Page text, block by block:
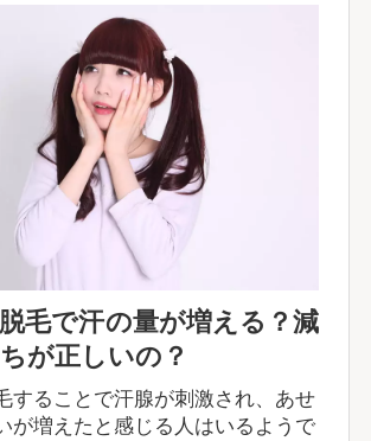
毛で汗の量が増える？減
が正しいの？
することで汗腺が刺激され、あせ
が増えたと感じる人はいるようで